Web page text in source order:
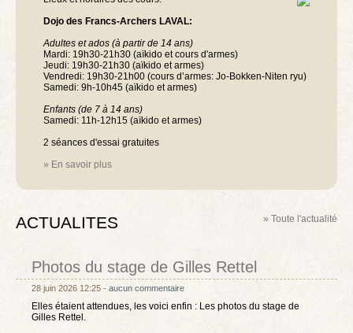
Dojo des Francs-Archers LAVAL:
Adultes et ados (à partir de 14 ans)
Mardi: 19h30-21h30 (aïkido et cours d'armes)
Jeudi: 19h30-21h30 (aïkido et armes)
Vendredi: 19h30-21h00 (cours d’armes: Jo-Bokken-Niten ryu)
Samedi: 9h-10h45 (aïkido et armes)
Enfants (de 7 à 14 ans)
Samedi: 11h-12h15 (aïkido et armes)
2 séances d'essai gratuites
» En savoir plus
ACTUALITES » Toute l'actualité
Photos du stage de Gilles Rettel
28 juin 2026 12:25 - aucun commentaire
Elles étaient attendues, les voici enfin : Les photos du stage de
Gilles Rettel.